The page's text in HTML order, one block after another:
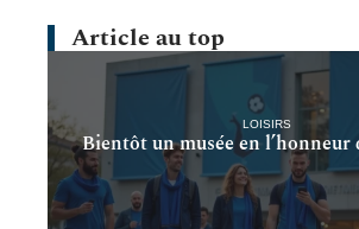
Article au top
LOISIRS
Bientôt un musée en l’honneur